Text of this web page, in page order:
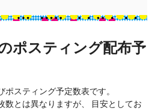
ポスティング配布予
スティング予定数表です。
数とは異なりますが、 目安としてお